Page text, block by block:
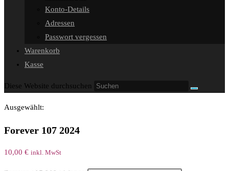
Konto-Details
Adressen
Passwort vergessen
Warenkorb
Kasse
Diese Website durchsuchen
Ausgewählt:
Forever 107 2024
10,00 € inkl. MwSt